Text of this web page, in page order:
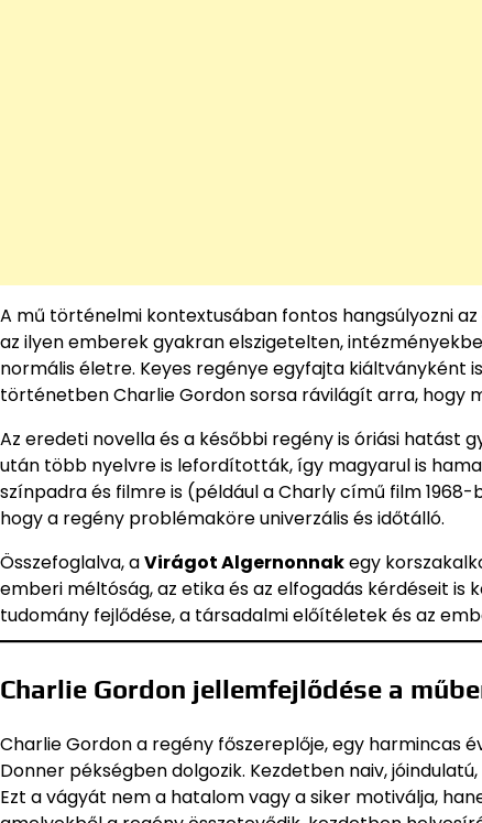
A mű történelmi kontextusában fontos hangsúlyozni
az ilyen emberek gyakran elszigetelten,
normális életre. Keyes regénye egyfajta kiáltványként
történetben Charlie Gordon sorsa rávilágít arra, hogy
Az eredeti novella és a későbbi regény is óriási hatást
után több nyelvre is lefordították, így magyarul is
színpadra és filmre is (például a Charly című film
hogy a regény problémaköre univerzális és időtálló.
Összefoglalva, aVirágot Algernonnakegy
emberi méltóság, az etika és az elfogadás kérdéseit is
tudomány fejlődése, a társadalmi előítéletek és az
Charlie Gordon jellemfejlődése a
Charlie Gordon a regény főszereplője, egy harmincas
Donner pékségben dolgozik. Kezdetben naiv,
Ezt a vágyát nem a hatalom vagy a siker motiválja,